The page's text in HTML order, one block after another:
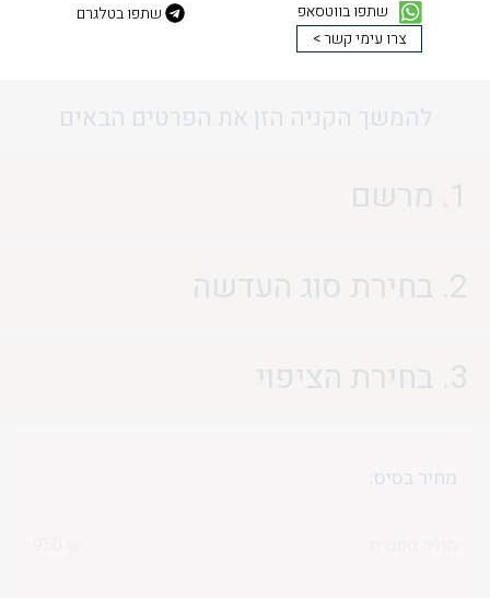
שתפו בווטסאפ
שתפו בטלגרם
צרו עימי קשר >
להמשך הקניה הזן את הפרטים הבאים
1. מרשם
2. בחירת סוג העדשה
3. בחירת הציפוי
מחיר בסיס: